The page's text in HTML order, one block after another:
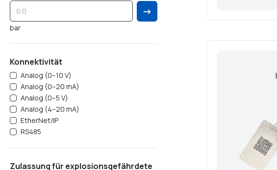
→
bar
Konnektivität
Analog (0–10 V)
Analog (0–20 mA)
Analog (0–5 V)
Analog (4–20 mA)
EtherNet/IP
RS485
Zulassung für explosionsgefährdete